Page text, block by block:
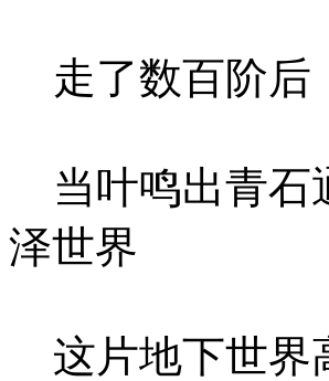
走了数百阶后
当叶鸣出青石
泽世界
这片地下世界